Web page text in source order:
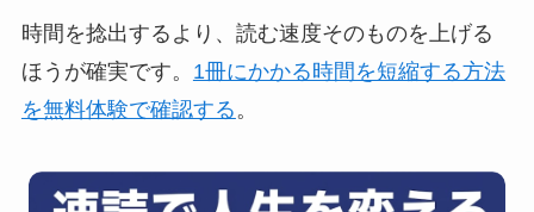
時間を捻出するより、読む速度そのものを上げる
ほうが確実です。 1冊にかかる時間を短縮する方法
を無料体験で確認する 。